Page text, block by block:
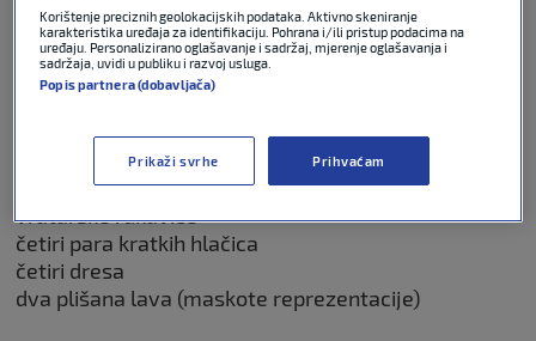
Popis ukradenih predmeta:
četiri para nogometnih kopački
službena lopta Svjetskog prvenstva
vratarske rukavice
četiri para kratkih hlačica
četiri dresa
dva plišana lava (maskote reprezentacije)
Korištenje preciznih geolokacijskih podataka. Aktivno skeniranje
karakteristika uređaja za identifikaciju. Pohrana i/ili pristup podacima na
uređaju. Personalizirano oglašavanje i sadržaj, mjerenje oglašavanja i
sadržaja, uvidi u publiku i razvoj usluga.
Popis partnera (dobavljača)
Prikaži svrhe Prihvaćam